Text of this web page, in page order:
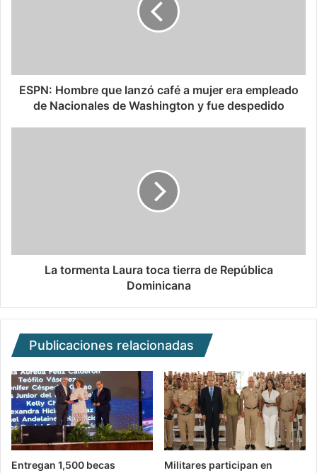
ESPN: Hombre que lanzó café a mujer era empleado
de Nacionales de Washington y fue despedido
La tormenta Laura toca tierra de República
Dominicana
Publicaciones relacionadas
Entregan 1,500 becas
Militares participan en